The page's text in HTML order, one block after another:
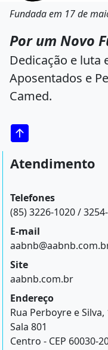
Fundada em 17 de
Por um Novo
Dedicação e luta
Aposentados e
Camed.
Atendimento
Telefones
(85) 3226-1020 /
E-mail
Site
aabnb.com.br
Endereço
Rua Perboyre e Silva,
Sala 801
Centro - CEP 60030-